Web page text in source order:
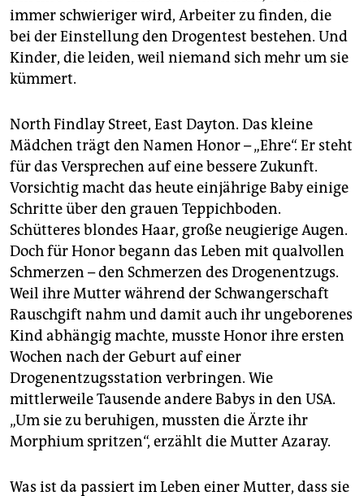
immer schwieriger wird, Arbeiter zu finden, die
bei der Einstellung den Drogentest bestehen. Und
Kinder, die leiden, weil niemand sich mehr um sie
kümmert.
North Findlay Street, East Dayton. Das kleine
Mädchen trägt den Namen Honor – „Ehre“. Er steht
für das Versprechen auf eine bessere Zukunft.
Vorsichtig macht das heute einjährige Baby einige
Schritte über den grauen Teppichboden.
Schütteres blondes Haar, große neugierige Augen.
Doch für Honor begann das Leben mit qualvollen
Schmerzen – den Schmerzen des Drogenentzugs.
Weil ihre Mutter während der Schwangerschaft
Rauschgift nahm und damit auch ihr ungeborenes
Kind abhängig machte, musste Honor ihre ersten
Wochen nach der Geburt auf einer
Drogenentzugsstation verbringen. Wie
mittlerweile Tausende andere Babys in den USA.
„Um sie zu beruhigen, mussten die Ärzte ihr
Morphium spritzen“, erzählt die Mutter Azaray.
Was ist da passiert im Leben einer Mutter, dass sie